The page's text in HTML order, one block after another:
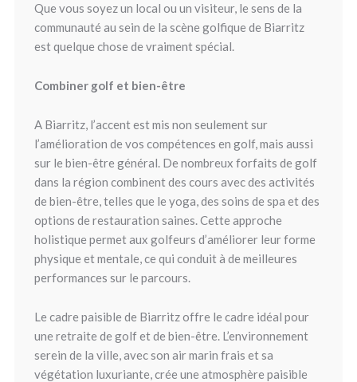
Que vous soyez un local ou un visiteur, le sens de la
communauté au sein de la scène golfique de Biarritz
est quelque chose de vraiment spécial.
Combiner golf et bien-être
A Biarritz, l’accent est mis non seulement sur
l’amélioration de vos compétences en golf, mais aussi
sur le bien-être général. De nombreux forfaits de golf
dans la région combinent des cours avec des activités
de bien-être, telles que le yoga, des soins de spa et des
options de restauration saines. Cette approche
holistique permet aux golfeurs d’améliorer leur forme
physique et mentale, ce qui conduit à de meilleures
performances sur le parcours.
Le cadre paisible de Biarritz offre le cadre idéal pour
une retraite de golf et de bien-être. L’environnement
serein de la ville, avec son air marin frais et sa
végétation luxuriante, crée une atmosphère paisible